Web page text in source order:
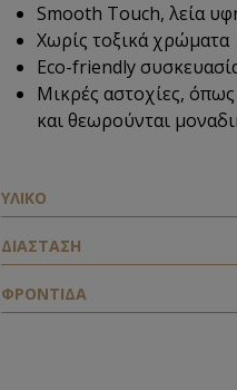
Smooth Touch, λεία
Χωρίς τοξικά χρώματα
Eco-friendly
Μικρές αστοχίες,
και θεωρούνται
ΥΛΙΚΟ
ΔΙΑΣΤΑΣΗ
ΦΡΟΝΤΙΔΑ